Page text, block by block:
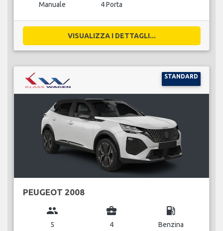
Manuale 4 Porta
VISUALIZZA I DETTAGLI...
STANDARD
PEUGEOT 2008
group
5
business_center
4
local_gas_station
Benzina